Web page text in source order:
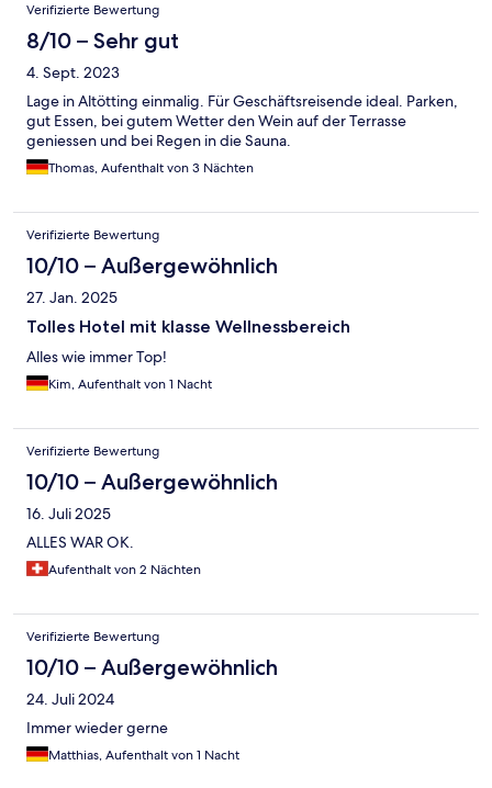
Verifizierte Bewertung
8/10 – Sehr gut
4. Sept. 2023
Lage in Altötting einmalig. Für Geschäftsreisende ideal. Parken,
gut Essen, bei gutem Wetter den Wein auf der Terrasse
geniessen und bei Regen in die Sauna.
Thomas, Aufenthalt von 3 Nächten
Verifizierte Bewertung
10/10 – Außergewöhnlich
27. Jan. 2025
Tolles Hotel mit klasse Wellnessbereich
Alles wie immer Top!
Kim, Aufenthalt von 1 Nacht
Verifizierte Bewertung
10/10 – Außergewöhnlich
16. Juli 2025
ALLES WAR OK.
Aufenthalt von 2 Nächten
Verifizierte Bewertung
10/10 – Außergewöhnlich
24. Juli 2024
Immer wieder gerne
Matthias, Aufenthalt von 1 Nacht